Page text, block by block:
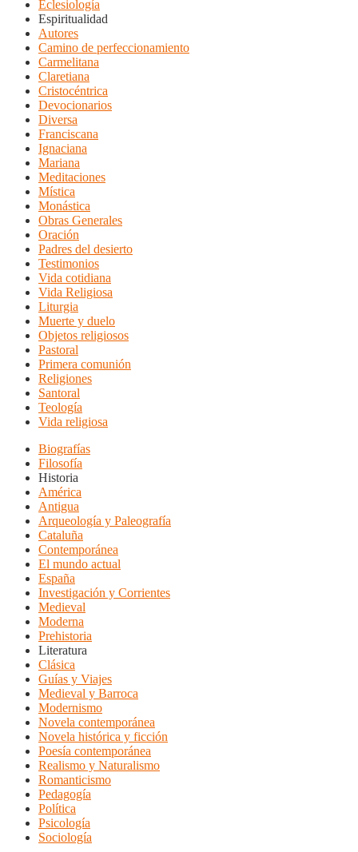
Eclesiología
Espiritualidad
Autores
Camino de perfeccionamiento
Carmelitana
Claretiana
Cristocéntrica
Devocionarios
Diversa
Franciscana
Ignaciana
Mariana
Meditaciones
Mística
Monástica
Obras Generales
Oración
Padres del desierto
Testimonios
Vida cotidiana
Vida Religiosa
Liturgia
Muerte y duelo
Objetos religiosos
Pastoral
Primera comunión
Religiones
Santoral
Teología
Vida religiosa
Biografías
Filosofía
Historia
América
Antigua
Arqueología y Paleografía
Cataluña
Contemporánea
El mundo actual
España
Investigación y Corrientes
Medieval
Moderna
Prehistoria
Literatura
Clásica
Guías y Viajes
Medieval y Barroca
Modernismo
Novela contemporánea
Novela histórica y ficción
Poesía contemporánea
Realismo y Naturalismo
Romanticismo
Pedagogía
Política
Psicología
Sociología